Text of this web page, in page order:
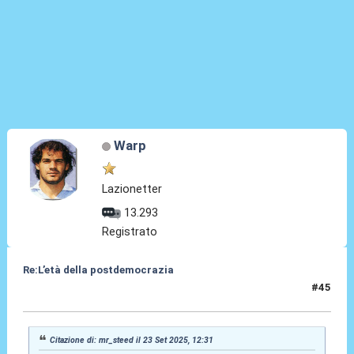
Warp
Lazionetter
13.293
Registrato
Re:L’età della postdemocrazia
#45
Citazione di: mr_steed il 23 Set 2025, 12:31